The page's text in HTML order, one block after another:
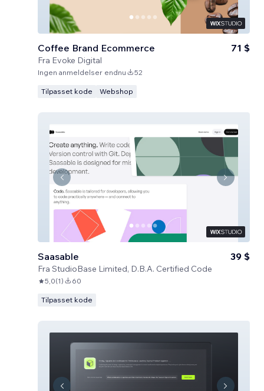
Coffee Brand Ecommerce
Fra Evoke Digital
71 $
Ingen anmeldelser endnu 52
Tilpasset kode Webshop
Saasable
Fra StudioBase Limited, D.B.A. Certified Code
39 $
5,0(1) 60
Tilpasset kode